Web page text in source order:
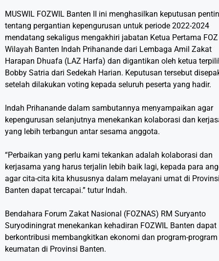
MUSWIL FOZWIL Banten II ini menghasilkan keputusan
tentang pergantian kepengurusan untuk periode 2022-2024
mendatang sekaligus mengakhiri jabatan Ketua Pertama FOZ
Wilayah Banten Indah Prihanande dari Lembaga Amil Zakat
Harapan Dhuafa (LAZ Harfa) dan digantikan oleh ketua
Bobby Satria dari Sedekah Harian. Keputusan tersebut
setelah dilakukan voting kepada seluruh peserta yang hadir.
Indah Prihanande dalam sambutannya menyampaikan agar
kepengurusan selanjutnya menekankan kolaborasi dan
yang lebih terbangun antar sesama anggota.
“Perbaikan yang perlu kami tekankan adalah kolaborasi dan
kerjasama yang harus terjalin lebih baik lagi, kepada para
agar cita-cita kita khususnya dalam melayani umat di Provinsi
Banten dapat tercapai.” tutur Indah.
Bendahara Forum Zakat Nasional (FOZNAS) RM Suryanto
Suryodiningrat menekankan kehadiran FOZWIL Banten dapat
berkontribusi membangkitkan ekonomi dan program-program
keumatan di Provinsi Banten.